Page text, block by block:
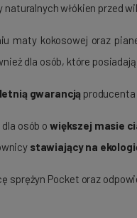
naturalnych włókien przed
maty kokosowej oraz
dla osób, które posiadają
gwarancją producenta
dla osób owiększej masie
stawiający na
sprężyn Pocket oraz